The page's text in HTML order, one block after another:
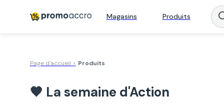
Magasins Produits
Page d'accueil > Produits
🧡 La semaine d'Action